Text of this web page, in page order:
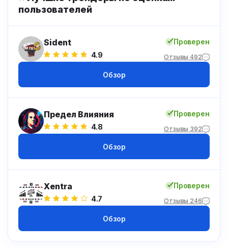
пользователей
Sident
4.9
Проверен
Отзывы 492
Обзор
Предел Влияния
4.8
Проверен
Отзывы 392
Обзор
Xentra
4.7
Проверен
Отзывы 246
Обзор